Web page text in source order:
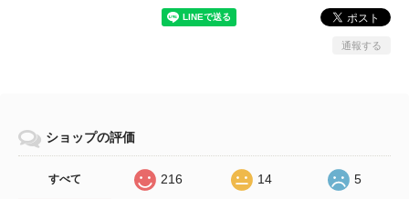
通報する
ショップの評価
すべて 216 14 5